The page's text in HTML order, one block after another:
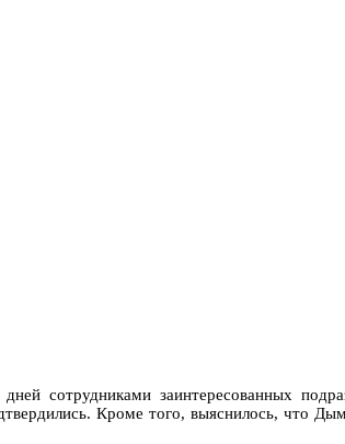
сотрудниками заинтересованных
Кроме того, выяснилось, что